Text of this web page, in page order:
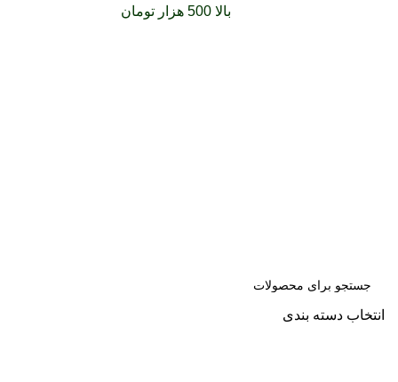
بالا 500 هزار تومان
انتخاب دسته بندی